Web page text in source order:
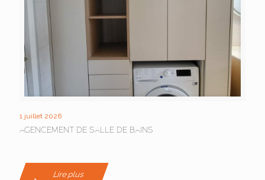
1 juillet 2026
AGENCEMENT DE SALLE DE BAINS
Lire plus